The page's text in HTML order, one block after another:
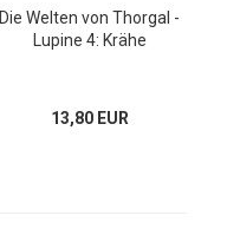
Die Welten von Thorgal -
Lupine 4: Krähe
13,80 EUR